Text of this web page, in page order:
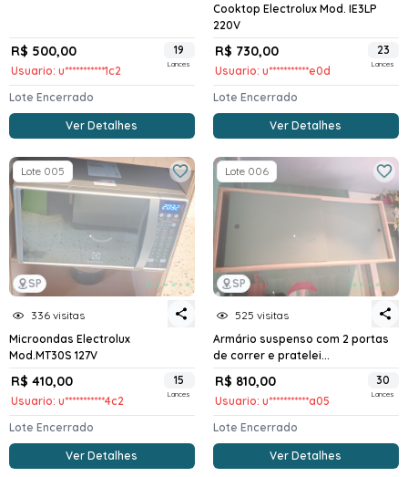
R$ 500,00
Usuario: u***********1c2
19
Lances
Lote Encerrado
Ver Detalhes
Cooktop Electrolux Mod. IE3LP
220V
R$ 730,00
Usuario: u***********e0d
23
Lances
Lote Encerrado
Ver Detalhes
SP
Lote 005
336 visitas
Microondas Electrolux
Mod.MT30S 127V
R$ 410,00
Usuario: u***********4c2
15
Lances
Lote Encerrado
Ver Detalhes
SP
Lote 006
525 visitas
Armário suspenso com 2 portas
de correr e pratelei...
R$ 810,00
Usuario: u***********a05
30
Lances
Lote Encerrado
Ver Detalhes